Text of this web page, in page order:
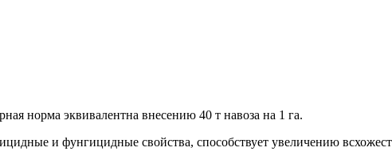
норма эквивалентна внесению 40 т навоза на 1 га.
и фунгицидные свойства, способствует увеличению